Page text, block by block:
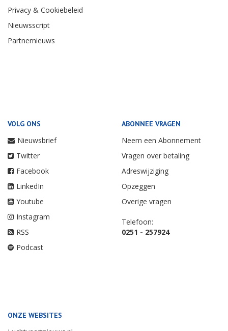
Privacy & Cookiebeleid
Nieuwsscript
Partnernieuws
VOLG ONS
Nieuwsbrief
Twitter
Facebook
LinkedIn
Youtube
Instagram
RSS
Podcast
ABONNEE VRAGEN
Neem een Abonnement
Vragen over betaling
Adreswijziging
Opzeggen
Overige vragen
Telefoon:
0251 - 257924
ONZE WEBSITES